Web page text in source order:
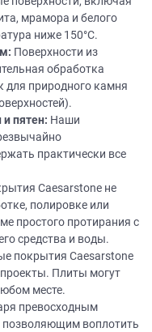
мрамора и белого
ниже 150°C.
Поверхности из
обработка
для природного камня
пятен: Наши
практически все
Caesarstone не
полировке или
простого протирания с
средства и воды.
покрытия Caesarstone
Плиты могут
месте.
превосходным
позволяющим воплотить